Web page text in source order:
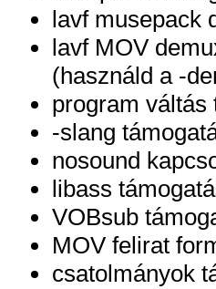
lavf musepack
lavf MOV
(használd a -
program váltás
-slang
nosound
libass
VOBsub
MOV felirat
csatolmányok